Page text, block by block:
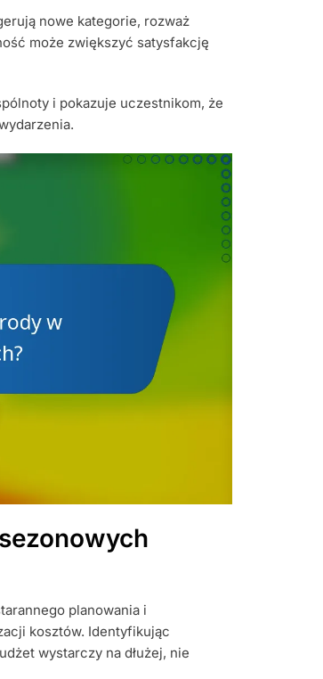
nowe kategorie, rozważ
może zwiększyć satysfakcję
i pokazuje uczestnikom, że
planowania i
kosztów. Identyfikując
wystarczy na dłużej, nie